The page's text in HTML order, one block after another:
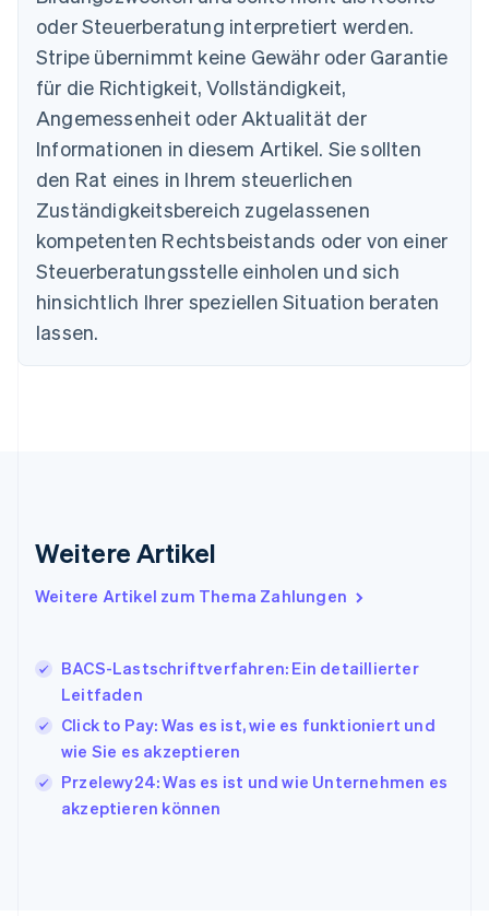
oder Steuerberatung interpretiert werden.
Stripe übernimmt keine Gewähr oder Garantie
für die Richtigkeit, Vollständigkeit,
Angemessenheit oder Aktualität der
Informationen in diesem Artikel. Sie sollten
den Rat eines in Ihrem steuerlichen
Zuständigkeitsbereich zugelassenen
kompetenten Rechtsbeistands oder von einer
Steuerberatungsstelle einholen und sich
hinsichtlich Ihrer speziellen Situation beraten
lassen.
Weitere Artikel
Weitere Artikel zum Thema Zahlungen
BACS-Lastschriftverfahren: Ein detaillierter
Leitfaden
Click to Pay: Was es ist, wie es funktioniert und
wie Sie es akzeptieren
Przelewy24: Was es ist und wie Unternehmen es
akzeptieren können
Brasilien
PortuguêsEnglish
Bulgarien
English
Dänemark
English
DeutschEnglish
Estland
English
Festlandchina
简体中文English
Finnland
Frankreich
FrançaisEnglish
English
Italien
Italiano English
English Français
Kroatien
EnglishItaliano
Lettland
Liechtenstein
DeutschEnglish